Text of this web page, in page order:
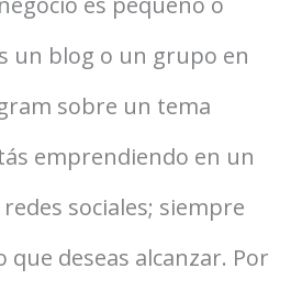
un blog o un grupo en
sobre un tema
emprendiendo en un
sociales; siempre
deseas alcanzar. Por